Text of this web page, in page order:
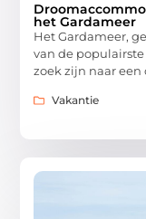
het Gardameer
Het Gardameer,
van de
zoek zijn naar
Vakantie